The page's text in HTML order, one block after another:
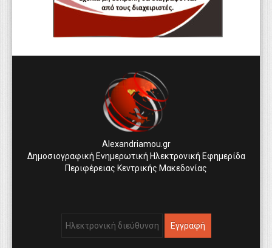
Alexandriamou.gr
Δημοσιογραφική Ενημερωτική Ηλεκτρονική Εφημερίδα
Περιφέρειας Κεντρικής Μακεδονίας